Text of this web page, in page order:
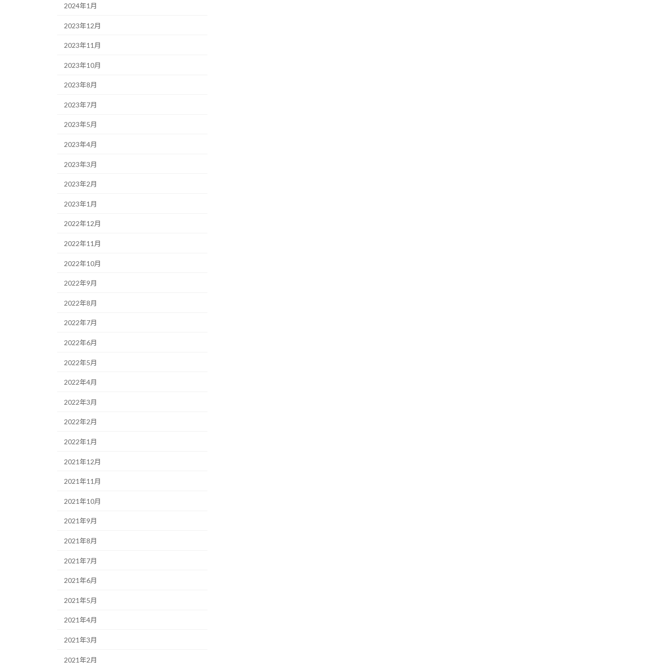
2024年1月
2023年12月
2023年11月
2023年10月
2023年8月
2023年7月
2023年5月
2023年4月
2023年3月
2023年2月
2023年1月
2022年12月
2022年11月
2022年10月
2022年9月
2022年8月
2022年7月
2022年6月
2022年5月
2022年4月
2022年3月
2022年2月
2022年1月
2021年12月
2021年11月
2021年10月
2021年9月
2021年8月
2021年7月
2021年6月
2021年5月
2021年4月
2021年3月
2021年2月